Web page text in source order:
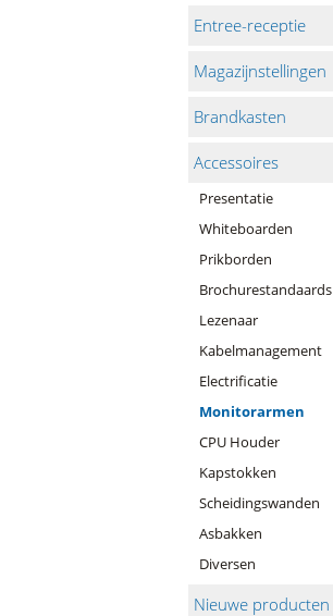
Entree-receptie
Magazijnstellingen
Brandkasten
Accessoires
Presentatie
Whiteboarden
Prikborden
Brochurestandaards
Lezenaar
Kabelmanagement
Electrificatie
Monitorarmen
CPU Houder
Kapstokken
Scheidingswanden
Asbakken
Diversen
Nieuwe producten